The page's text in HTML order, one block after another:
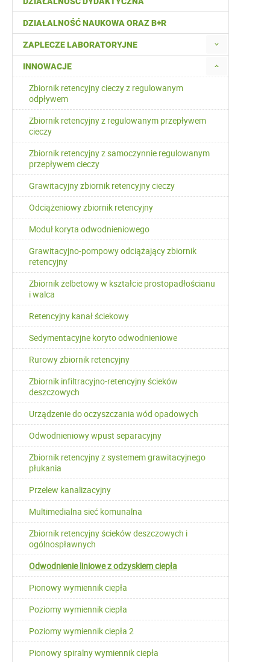
DZIAŁALNOŚĆ NAUKOWA ORAZ B+R
ZAPLECZE LABORATORYJNE
INNOWACJE
Zbiornik retencyjny cieczy z regulowanym
odpływem
Zbiornik retencyjny z regulowanym przepływem
cieczy
Zbiornik retencyjny z samoczynnie regulowanym
przepływem cieczy
Grawitacyjny zbiornik retencyjny cieczy
Odciążeniowy zbiornik retencyjny
Moduł koryta odwodnieniowego
Grawitacyjno-pompowy odciążający zbiornik
retencyjny
Zbiornik żelbetowy w kształcie prostopadłościanu
i walca
Retencyjny kanał ściekowy
Sedymentacyjne koryto odwodnieniowe
Rurowy zbiornik retencyjny
Zbiornik infiltracyjno-retencyjny ścieków
deszczowych
Urządzenie do oczyszczania wód opadowych
Odwodnieniowy wpust separacyjny
Zbiornik retencyjny z systemem grawitacyjnego
płukania
Przelew kanalizacyjny
Multimedialna sieć komunalna
Zbiornik retencyjny ścieków deszczowych i
ogólnospławnych
Odwodnienie liniowe z odzyskiem ciepła
Pionowy wymiennik ciepła
Poziomy wymiennik ciepła
Poziomy wymiennik ciepła 2
Pionowy spiralny wymiennik ciepła